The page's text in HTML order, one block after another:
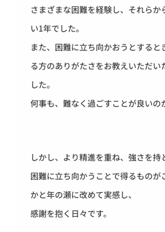
さまざまな困難を経験し、それらか
い1年でした。
また、困難に立ち向かおうとすると
る方のありがたさをお教えいただい
した。
何事も、難なく過ごすことが良いの
しかし、より精進を重ね、強さを持
困難に立ち向かうことで得るものが
かと年の瀬に改めて実感し、
感謝を抱く日々です。